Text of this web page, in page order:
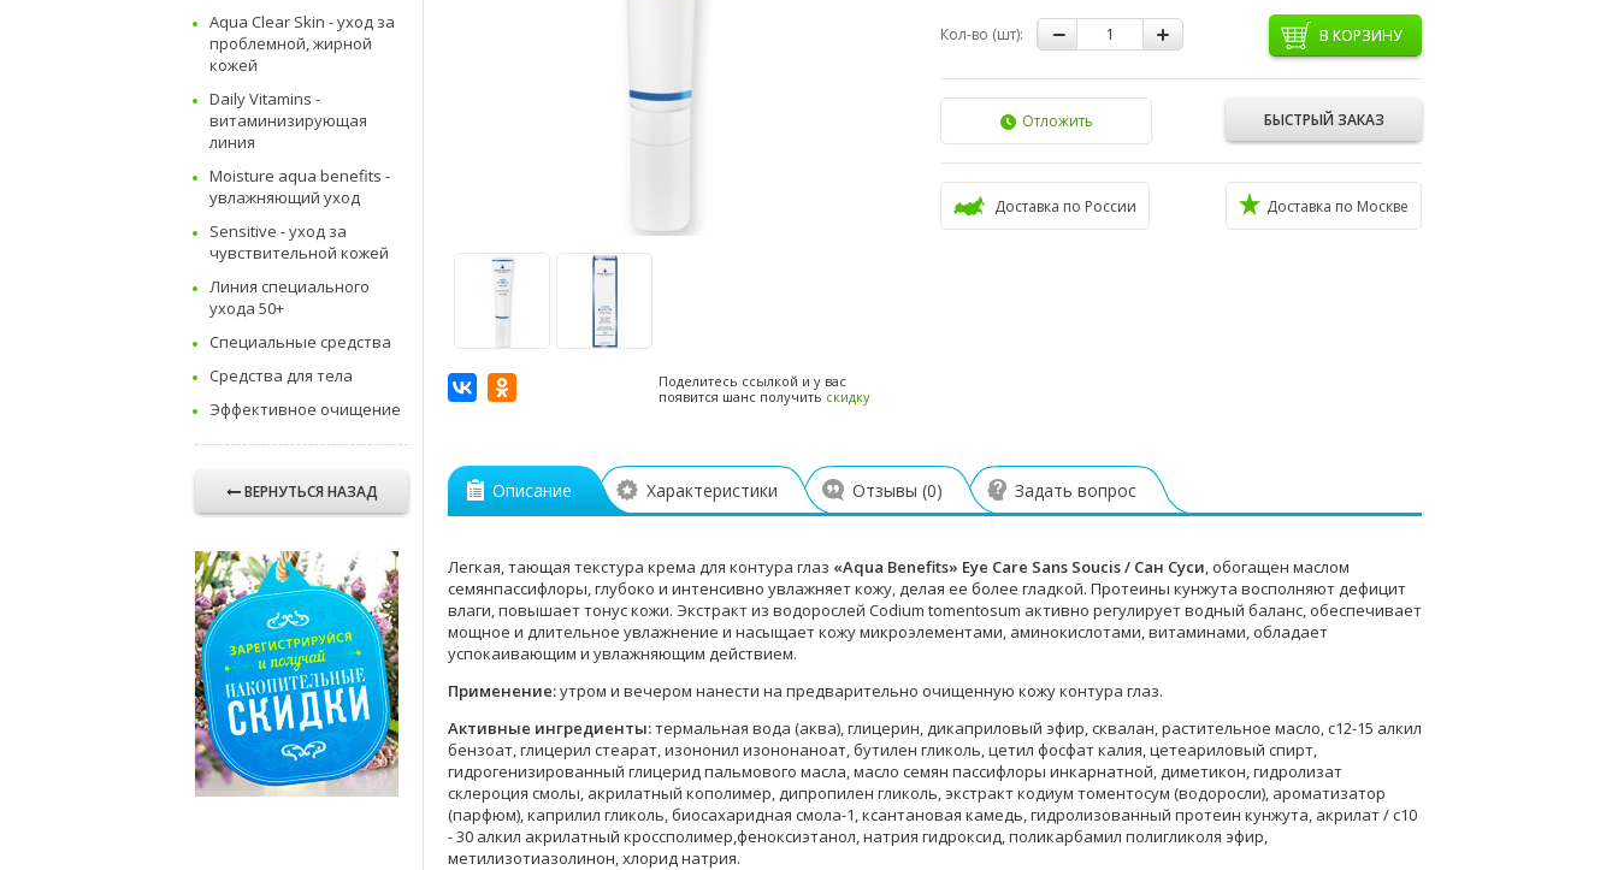
Aqua Clear Skin - уход за
проблемной, жирной
кожей
Daily Vitamins -
витаминизирующая
линия
Moisture aqua benefits -
увлажняющий уход
Sensitive - уход за
чувствительной кожей
Линия специального
ухода 50+
Специальные средства
Средства для тела
Эффективное очищение
ВЕРНУТЬСЯ НАЗАД
Поделитесь ссылкой и у вас
появится шанс получить скидку
Кол-во (шт): В КОРЗИНУ
БЫСТРЫЙ ЗАКАЗ
Отложить
Доставка по России Доставка по Москве
Описание Характеристики Отзывы (0) Задать вопрос
Легкая, тающая текстура крема для контура глаз «Aqua Benefits» Eye Care Sans Soucis / Сан Суси, обогащен маслом
семянпассифлоры, глубоко и интенсивно увлажняет кожу, делая ее более гладкой. Протеины кунжута восполняют дефицит
влаги, повышает тонус кожи. Экстракт из водорослей Codium tomentosum активно регулирует водный баланс, обеспечивает
мощное и длительное увлажнение и насыщает кожу микроэлементами, аминокислотами, витаминами, обладает
успокаивающим и увлажняющим действием.
Применение:утром и вечером нанести на предварительно очищенную кожу контура глаз.
Активные ингредиенты:термальная вода (аква), глицерин, дикаприловый эфир, сквалан, растительное масло, c12-15 алкил
бензоат, глицерил стеарат, изононил изононаноат, бутилен гликоль, цетил фосфат калия, цетеариловый спирт,
гидрогенизированный глицерид пальмового масла, масло семян пассифлоры инкарнатной, диметикон, гидролизат
склероция смолы, акрилатный кополимер, дипропилен гликоль, экстракт кодиум томентосум (водоросли), ароматизатор
(парфюм), каприлил гликоль, биосахаридная смола-1, ксантановая камедь, гидролизованный протеин кунжута, акрилат / с10
- 30 алкил акрилатный кроссполимер,феноксиэтанол, натрия гидроксид, поликарбамил полигликоля эфир,
метилизотиазолинон, хлорид натрия.